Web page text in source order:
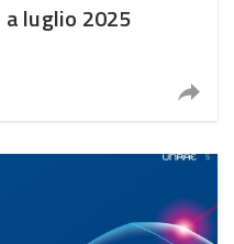
luglio 2025